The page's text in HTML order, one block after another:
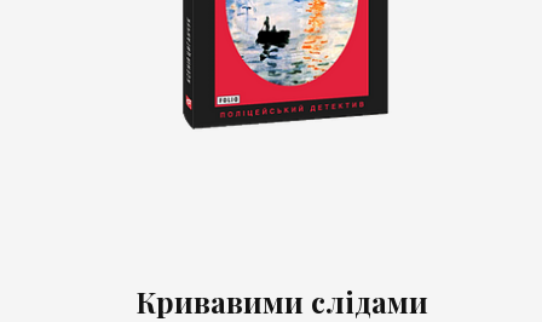
Кривавими слідами